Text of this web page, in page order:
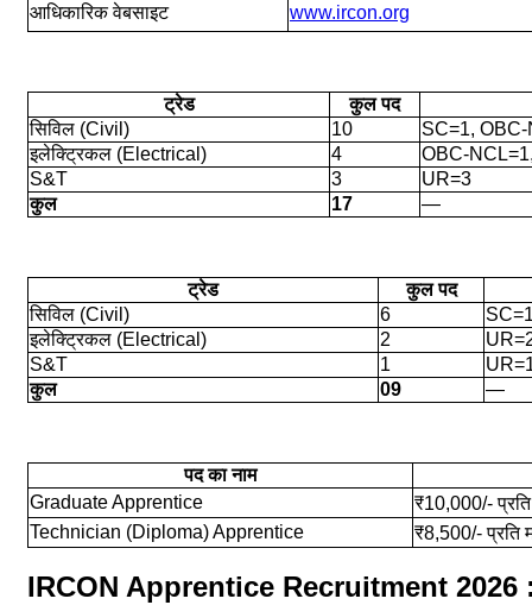
आधिकारिक वेबसाइट
www.ircon.org
ट्रेड
कुल पद
सिविल (Civil)
10
SC=1,
इलेक्ट्रिकल (Electrical)
4
OBC-
S&T
3
UR=3
कुल
17 —
ट्रेड
कुल पद
सिविल (Civil)
6
इलेक्ट्रिकल (Electrical)
2
S&T
1
कुल
09 —
पद का नाम
Graduate Apprentice
₹10,000/-
Technician (Diploma) Apprentice
₹8,500/- प्रति
IRCON Apprentice Recruitment 2026 :